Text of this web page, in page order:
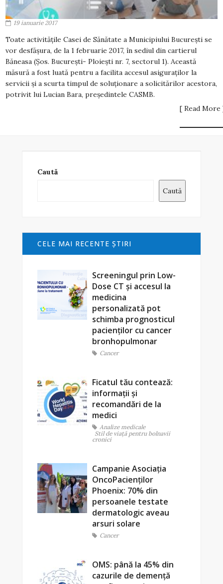
19 ianuarie 2017
Toate activitățile Casei de Sănătate a Municipiului București se
vor desfășura, de la 1 februarie 2017, în sediul din cartierul
Băneasa (Șos. București- Ploiești nr. 7, sectorul 1). Această
măsură a fost luată pentru a facilita accesul asiguraților la
servicii și a scurta timpul de soluționare a solicitărilor acestora,
potrivit lui Lucian Bara, președintele CASMB.
[ Read More
Caută
Caută
CELE MAI RECENTE ŞTIRI
Screeningul prin Low-
Dose CT și accesul la
medicina
personalizată pot
schimba prognosticul
pacienților cu cancer
bronhopulmonar
Cancer
Ficatul tău contează:
informații și
recomandări de la
medici
Analize medicale
Stil de viaţă pentru bolnavii
cronici
Campanie Asociația
OncoPacienților
Phoenix: 70% din
persoanele testate
dermatologic aveau
arsuri solare
Cancer
OMS: până la 45% din
cazurile de demență